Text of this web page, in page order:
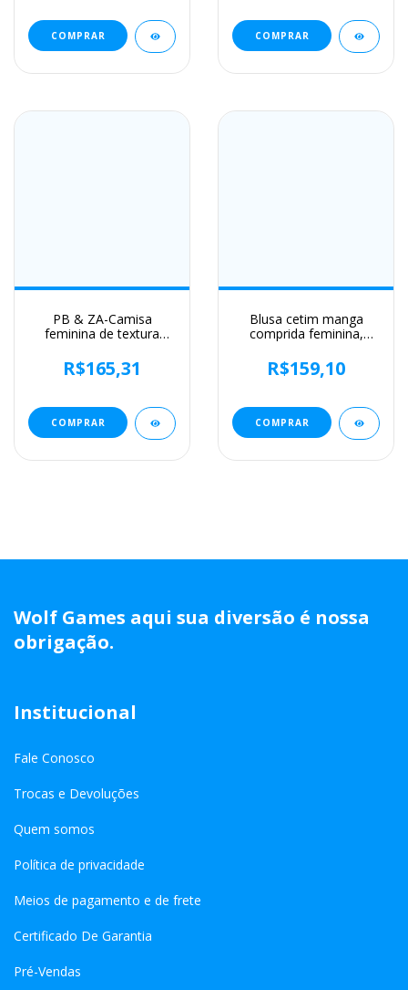
COMPRAR COMPRAR
PB & ZA-Camisa
feminina de textura
versátil, nova moda,
primavera, 2022
R$165,31
COMPRAR
Blusa cetim manga
comprida feminina,
soltos, streetwear
elegante, roupas de
R$159,10
COMPRAR
Wolf Games aqui sua diversão é nossa
obrigação.
Institucional
Fale Conosco
Trocas e Devoluções
Quem somos
Política de privacidade
Meios de pagamento e de frete
Certificado De Garantia
Pré-Vendas